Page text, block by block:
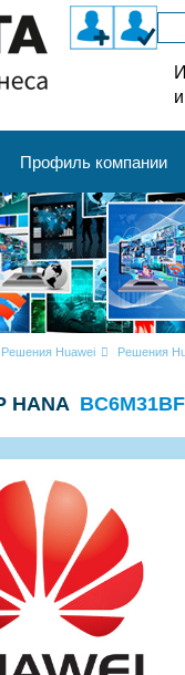
Профиль компании
Решения Huawei Решения
HANA